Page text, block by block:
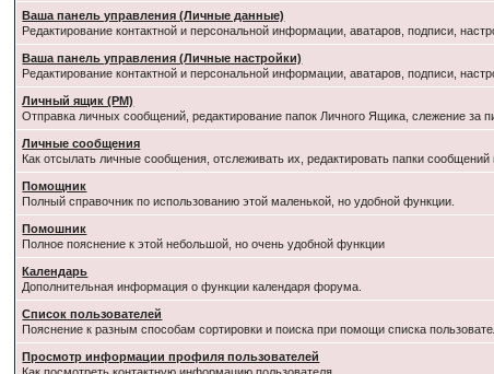
Ваша панель управления (Личные данные)
Редактирование контактной и персональной информации, аватаров, подписи,
Ваша панель управления (Личные настройки)
Редактирование контактной и персональной информации, аватаров, подписи,
Личный ящик (PM)
Отправка личных сообщений, редактирование папок Личного Ящика, слежение за
Личные сообщения
Как отсылать личные сообщения, отслеживать их, редактировать папки сообщений
Помощник
Полный справочник по использованию этой маленькой, но удобной функции.
Помошник
Полное пояснение к этой небольшой, но очень удобной функции
Календарь
Дополнительная информация о функции календаря форума.
Список пользователей
Пояснение к разным способам сортировки и поиска при помощи списка
Просмотр информации профиля пользователей